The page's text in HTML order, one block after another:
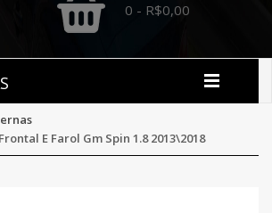
0 - R$0,00
E Farol Gm Spin 1.8 2013\2018